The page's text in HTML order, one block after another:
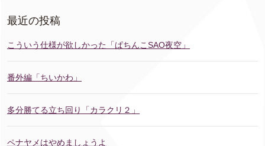
最近の投稿
こういう仕様が欲しかった「ぱちんこSAO夜空」
番外編「ちいかわ」
多分勝てる立ち回り「カラクリ２」
ペナヤメはやめましょうよ